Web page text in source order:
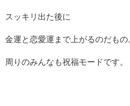
スッキリ出た後に
金運と恋愛運まで上がるのだもの。
周りのみんなも祝福モードです。